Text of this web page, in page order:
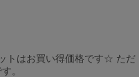
トはお買い得価格です☆ ただ
。